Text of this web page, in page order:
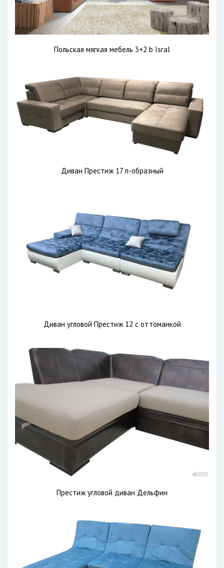
Польская мягкая мебель 3+2 b Isral
Диван Престиж 17 п-образный
Диван угловой Престиж 12 с оттоманкой
Престиж угловой диван Дельфин